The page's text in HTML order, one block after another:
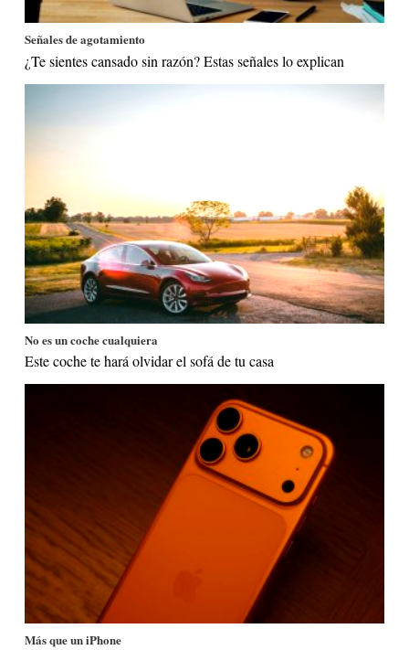
Señales de agotamiento
¿Te sientes cansado sin razón? Estas señales lo explican
No es un coche cualquiera
Este coche te hará olvidar el sofá de tu casa
Más que un iPhone